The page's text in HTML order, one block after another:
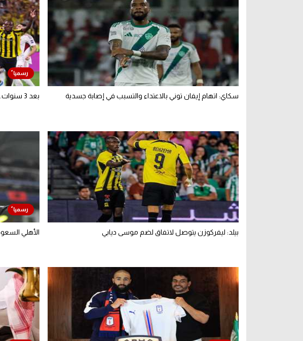
سكاي: اتهام إيفان توني بالاعتداء والتسبب في إصابة جسدية بعد 3 سنوات.. اتحاد جدة يعلن رحيل فابينيو
بيلد: ليفركوزن يتوصل لاتفاق لضم موسى ديابي الأهلي